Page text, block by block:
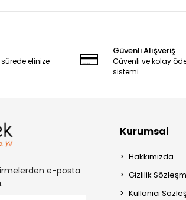
elinize
Güvenli Alışveriş
Güvenli ve kolay
sistemi
e-posta
Kurumsal
Hakkımızda
Gizlilik
Kullanıcı